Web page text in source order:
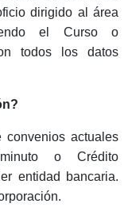
dirigido al área
el Curso o
todos los datos
actuales
o Crédito
entidad bancaria.